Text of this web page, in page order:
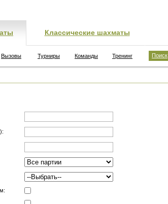
Классические шахматы
Вызовы Турниры Команды Тренинг Поиск